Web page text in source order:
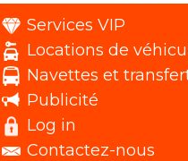
Services VIP
Locations de
Navettes et
Publicité
Log in
Contactez-nous